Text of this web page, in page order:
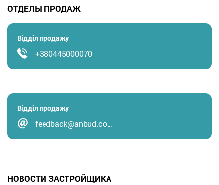
ОТДЕЛЫ ПРОДАЖ
Відділ продажу
+380445000070
Відділ продажу
feedback@anbud.co…
НОВОСТИ ЗАСТРОЙЩИКА